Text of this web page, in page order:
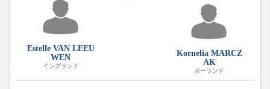
Estelle VAN LEEU
WEN
イングランド
Kornelia MARCZ
AK
ポーランド